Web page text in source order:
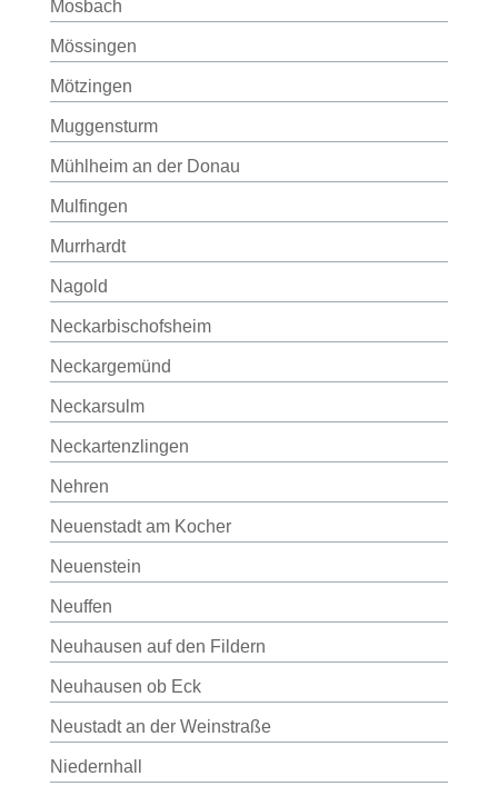
Mosbach
Mössingen
Mötzingen
Muggensturm
Mühlheim an der Donau
Mulfingen
Murrhardt
Nagold
Neckarbischofsheim
Neckargemünd
Neckarsulm
Neckartenzlingen
Nehren
Neuenstadt am Kocher
Neuenstein
Neuffen
Neuhausen auf den Fildern
Neuhausen ob Eck
Neustadt an der Weinstraße
Niedernhall